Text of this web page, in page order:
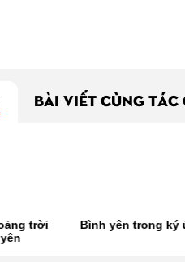
BÀI VIẾT CÙNG TÁC
Bình yên trong ký ức